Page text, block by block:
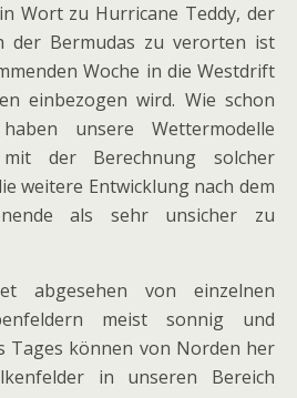
Wort zu Hurricane Teddy, der
der Bermudas zu verorten ist
Woche in die Westdrift
einbezogen wird. Wie schon
unsere Wettermodelle
mit der Berechnung solcher
weitere Entwicklung nach dem
als sehr unsicher zu
abgesehen von einzelnen
meist sonnig und
Tages können von Norden her
in unseren Bereich